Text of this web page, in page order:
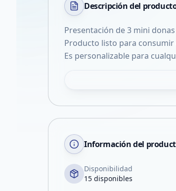
Descripción del
Presentación de 3 mini
Producto listo para consumir
Es personalizable para
Información del
Disponibilidad
15 disponibles